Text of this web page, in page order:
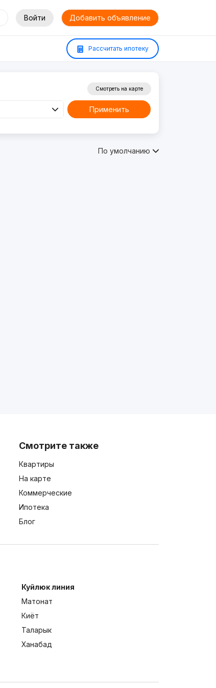
Войти Добавить объявление
Рассчитать ипотеку
Смотреть на карте
Применить
По умолчанию
Смотрите также
Квартиры
На карте
Коммерческие
Ипотека
Блог
Куйлюк линия
Матонат
Киёт
Таларык
Ханабад